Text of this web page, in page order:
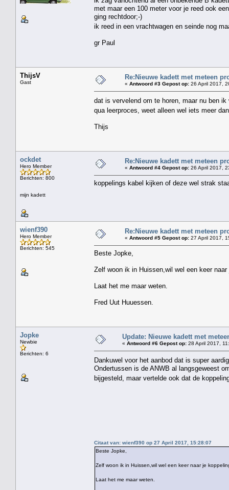
met maar een 100 meter voor je reed ook
ging rechtdoor;-)
ik reed in een vrachtwagen en seinde nog
gr Paul
ThijsV
Gast
Re:Nieuwe kadett met meteen
« Antwoord #3 Gepost op: 26 April 2017,
dat is vervelend om te horen, maar nu ben
qua leerproces, weet alleen wel iets meer
Thijs
ockdet
Hero Member
Berichten: 800
mijn kadett
Re:Nieuwe kadett met meteen
« Antwoord #4 Gepost op: 26 April 2017,
koppelings kabel kijken of deze wel strak
wienf390
Hero Member
Berichten: 545
Re:Nieuwe kadett met meteen
« Antwoord #5 Gepost op: 27 April 2017,
Beste Jopke,
Zelf woon ik in Huissen,wil wel een keer
Laat het me maar weten.
Fred Uut Huuessen.
Jopke
Newbie
Berichten: 6
Update: Nieuwe kadett met
« Antwoord #6 Gepost op: 28 April 2017,
Dankuwel voor het aanbod dat is super
Ondertussen is de ANWB al langsgeweest
bijgesteld, maar vertelde ook dat de
Citaat van: wienf390 op 27 April 2017, 15:28:07
Beste Jopke,
Zelf woon ik in Huissen,wil wel een keer naar je
Laat het me maar weten.